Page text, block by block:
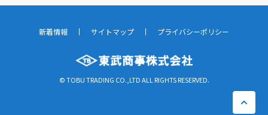
新着情報 サイトマップ プライバシーポリシー
© TOBU TRADING CO.,LTD ALL RIGHTS RESERVED.